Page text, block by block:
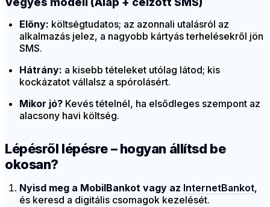
Előny: költségtudatos; az azonnali utalásról az
alkalmazás jelez, a nagyobb kártyás terhelésekről jön
SMS.
Hátrány: a kisebb tételeket utólag látod; kis
kockázatot vállalsz a spórolásért.
Mikor jó? Kevés tételnél, ha elsődleges szempont az
alacsony havi költség.
Lépésről lépésre – hogyan állítsd be
okosan?
Nyisd meg a MobilBankot vagy az InternetBankot,
és keresd a digitális csomagok kezelését.